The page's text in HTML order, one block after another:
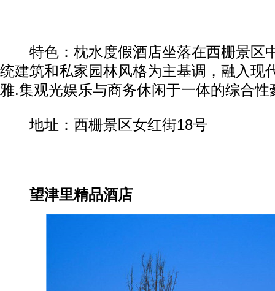
特色：枕水度假酒店坐落在西栅景区
统建筑和私家园林风格为主基调，融入现
雅.集观光娱乐与商务休闲于一体的综合
地址：西栅景区女红街18号
望津里精品酒店